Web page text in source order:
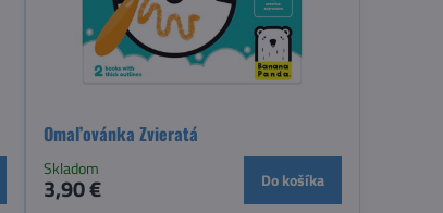
Omaľovánka Zvieratá
Skladom
3,90 € Do košíka